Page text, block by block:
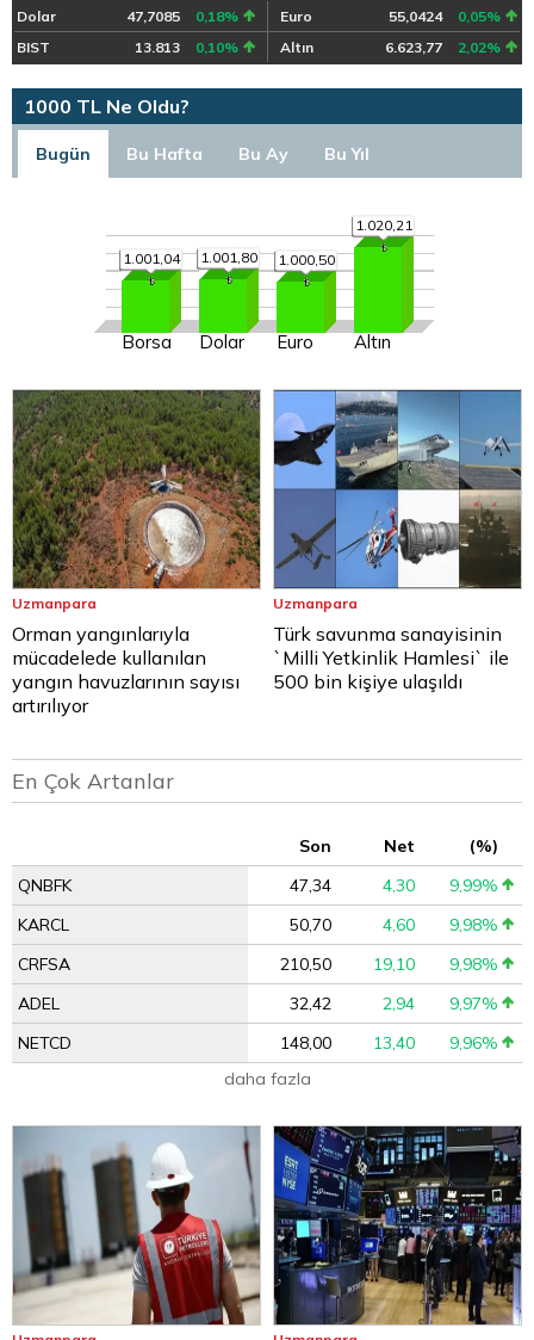
Dolar 47,7085 0,18% Euro 55,0424
0,05%
BIST
13.813 0,10% Altın 6.623,77 2,02%
1000 TL Ne Oldu?
Bugün Bu Hafta Bu Ay Bu Yıl
1.001,04
Borsa
1.001,80
Dolar
1.000,50
Euro
1.020,21
Altın
Uzmanpara
Orman yangınlarıyla
mücadelede kullanılan
yangın havuzlarının sayısı
artırılıyor
Uzmanpara
Türk savunma sanayisinin
`Milli Yetkinlik Hamlesi` ile
500 bin kişiye ulaşıldı
En Çok Artanlar
Son Net
(%)
QNBFK
47,34 4,30
9,99%
KARCL
50,70 4,60
9,98%
CRFSA
210,50 19,10
9,98%
ADEL
32,42 2,94
9,97%
NETCD
148,00 13,40
9,96%
daha fazla